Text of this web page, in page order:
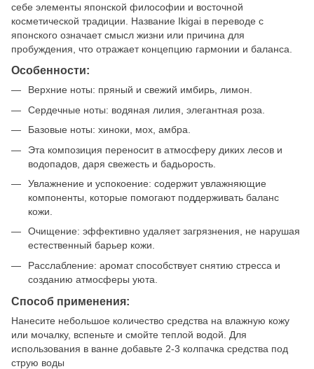
себе элементы японской философии и восточной
косметической традиции. Название Ikigai в переводе с
японского означает смысл жизни или причина для
пробуждения, что отражает концепцию гармонии и баланса.
Особенности:
Верхние ноты: пряный и свежий имбирь, лимон.
Сердечные ноты: водяная лилия, элегантная роза.
Базовые ноты: хиноки, мох, амбра.
Эта композиция переносит в атмосферу диких лесов и
водопадов, даря свежесть и бадьорость.
Увлажнение и успокоение: содержит увлажняющие
компоненты, которые помогают поддерживать баланс
кожи.
Очищение: эффективно удаляет загрязнения, не нарушая
естественный барьер кожи.
Расслабление: аромат способствует снятию стресса и
созданию атмосферы уюта.
Способ применения:
Нанесите небольшое количество средства на влажную кожу
или мочалку, вспеньте и смойте теплой водой. Для
использования в ванне добавьте 2-3 колпачка средства под
струю воды